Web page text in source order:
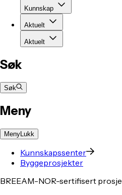
Kunnskap
Aktuelt
Aktuelt
Søk
Søk
Meny
MenyLukk
Kunnskapssenter
Byggeprosjekter
BREEAM-NOR-sertifisert